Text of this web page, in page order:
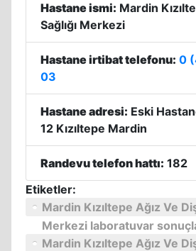
Hastane ismi: Mardin
Sağlığı Merkezi
Hastane irtibat telefonu: 0
03
Hastane adresi: Eski
12 Kızıltepe Mardin
Randevu telefon hattı: 182
Etiketler:
Mardin Kızıltepe Ağız Ve
Merkezi laboratuvar
Mardin Kızıltepe Ağız Ve